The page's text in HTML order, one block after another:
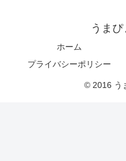
うま
ホーム
プライバシーポリシー
© 2016 う